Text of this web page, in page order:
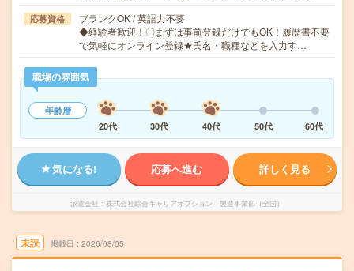
応募資格
ブランクOK / 英語力不要
◆経験者歓迎！〇まずは事前登録だけでもOK！履歴書不要
で気軽にオンライン登録★氏名・職種などを入力す…
職場の雰囲気
年齢層
20代
30代 40代 50代 60代
気になる! 応募へ進む 詳しく見る
派遣会社 株式会社綜合キャリアオプション 製造事業部（全国）
未読 掲載日 2026/08/05